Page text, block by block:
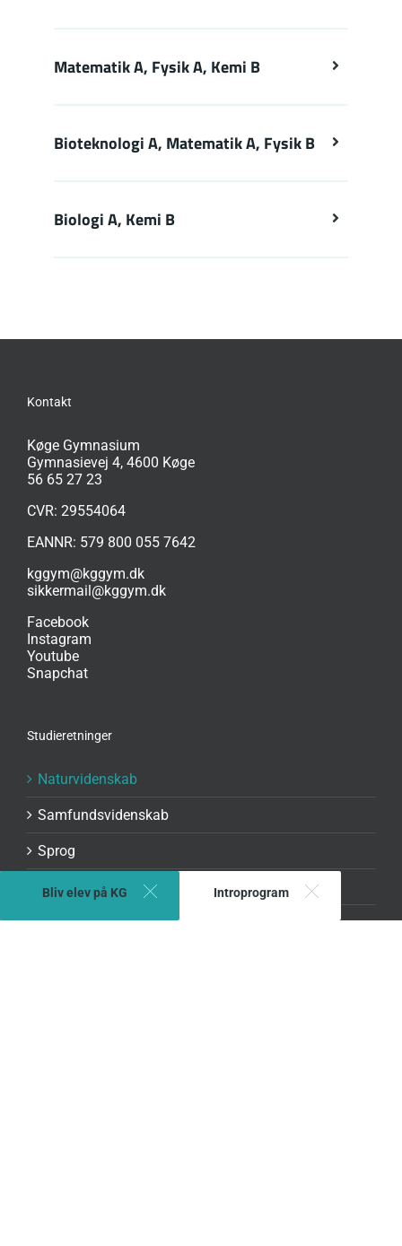
Introprogram
Bliv elev på KG
Matematik A, Fysik A, Kemi B
Bioteknologi A, Matematik A, Fysik B
Biologi A, Kemi B
Kontakt
Køge Gymnasium
Gymnasievej 4, 4600 Køge
56 65 27 23
CVR: 29554064
EANNR: 579 800 055 7642
kggym@kggym.dk
sikkermail@kggym.dk
Facebook
Instagram
Youtube
Snapchat
Studieretninger
Naturvidenskab
Samfundsvidenskab
Sprog
Kunst
HF